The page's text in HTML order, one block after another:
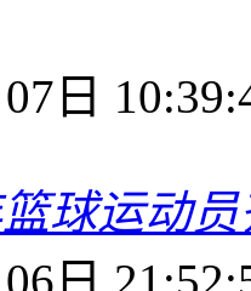
日
球运动
日